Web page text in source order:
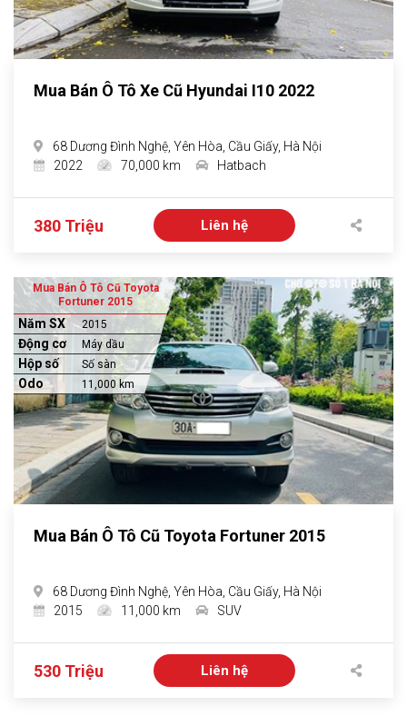
Mua Bán Ô Tô Xe Cũ Hyundai I10 2022
68 Dương Đình Nghệ, Yên Hòa, Cầu Giấy, Hà Nội
2022
70,000 km Hatbach
380 Triệu Liên hệ
Mua Bán Ô Tô Cũ Toyota
Fortuner 2015
Năm SX 2015
Động cơ Máy dầu
Hộp số Số sàn
Odo 11,000 km
Mua Bán Ô Tô Cũ Toyota Fortuner 2015
68 Dương Đình Nghệ, Yên Hòa, Cầu Giấy, Hà Nội
2015
11,000 km SUV
530 Triệu Liên hệ